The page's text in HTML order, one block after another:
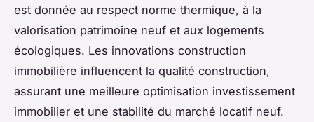
est donnée au respect norme thermique, à la
valorisation patrimoine neuf et aux logements
écologiques. Les innovations construction
immobilière influencent la qualité construction,
assurant une meilleure optimisation investissement
immobilier et une stabilité du marché locatif neuf.